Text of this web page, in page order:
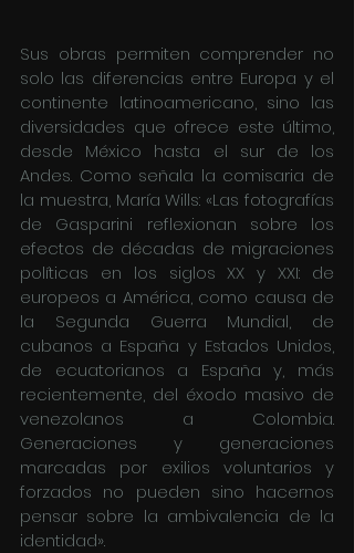
Sus obras permiten comprender no
solo las diferencias entre Europa y el
continente latinoamericano, sino las
diversidades que ofrece este último,
desde México hasta el sur de los
Andes. Como señala la comisaria de
la muestra, María Wills: «Las fotografías
de Gasparini reflexionan sobre los
efectos de décadas de migraciones
políticas en los siglos XX y XXI: de
europeos a América, como causa de
la Segunda Guerra Mundial, de
cubanos a España y Estados Unidos,
de ecuatorianos a España y, más
recientemente, del éxodo masivo de
venezolanos a Colombia.
Generaciones y generaciones
marcadas por exilios voluntarios y
forzados no pueden sino hacernos
pensar sobre la ambivalencia de la
identidad».